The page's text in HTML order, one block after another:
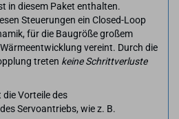
in diesem Paket enthalten.
Steuerungen ein Closed-Loop
für die Baugröße großem
vereint. Durch die
treten keine Schrittverluste
Vorteile des
Servoantriebs, wie z. B.